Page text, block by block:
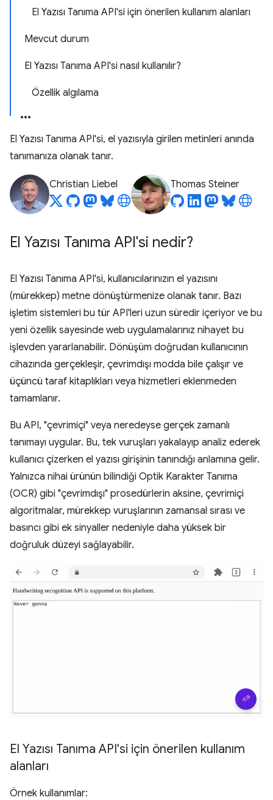
El Yazısı Tanıma API'si için önerilen kullanım alanları
Mevcut durum
El Yazısı Tanıma API'si nasıl kullanılır?
Özellik algılama
El Yazısı Tanıma API'si, el yazısıyla girilen metinleri anında
tanımanıza olanak tanır.
Christian Liebel Thomas Steiner
El Yazısı Tanıma API'si nedir?
El Yazısı Tanıma API'si, kullanıcılarınızın el yazısını
(mürekkep) metne dönüştürmenize olanak tanır. Bazı
işletim sistemleri bu tür API'leri uzun süredir içeriyor ve bu
yeni özellik sayesinde web uygulamalarınız nihayet bu
işlevden yararlanabilir. Dönüşüm doğrudan kullanıcının
cihazında gerçekleşir, çevrimdışı modda bile çalışır ve
üçüncü taraf kitaplıkları veya hizmetleri eklenmeden
tamamlanır.
Bu API, "çevrimiçi" veya neredeyse gerçek zamanlı
tanımayı uygular. Bu, tek vuruşları yakalayıp analiz ederek
kullanıcı çizerken el yazısı girişinin tanındığı anlamına gelir.
Yalnızca nihai ürünün bilindiği Optik Karakter Tanıma
(OCR) gibi "çevrimdışı" prosedürlerin aksine, çevrimiçi
algoritmalar, mürekkep vuruşlarının zamansal sırası ve
basıncı gibi ek sinyaller nedeniyle daha yüksek bir
doğruluk düzeyi sağlayabilir.
El Yazısı Tanıma API'si için önerilen kullanım
alanları
Örnek kullanımlar: